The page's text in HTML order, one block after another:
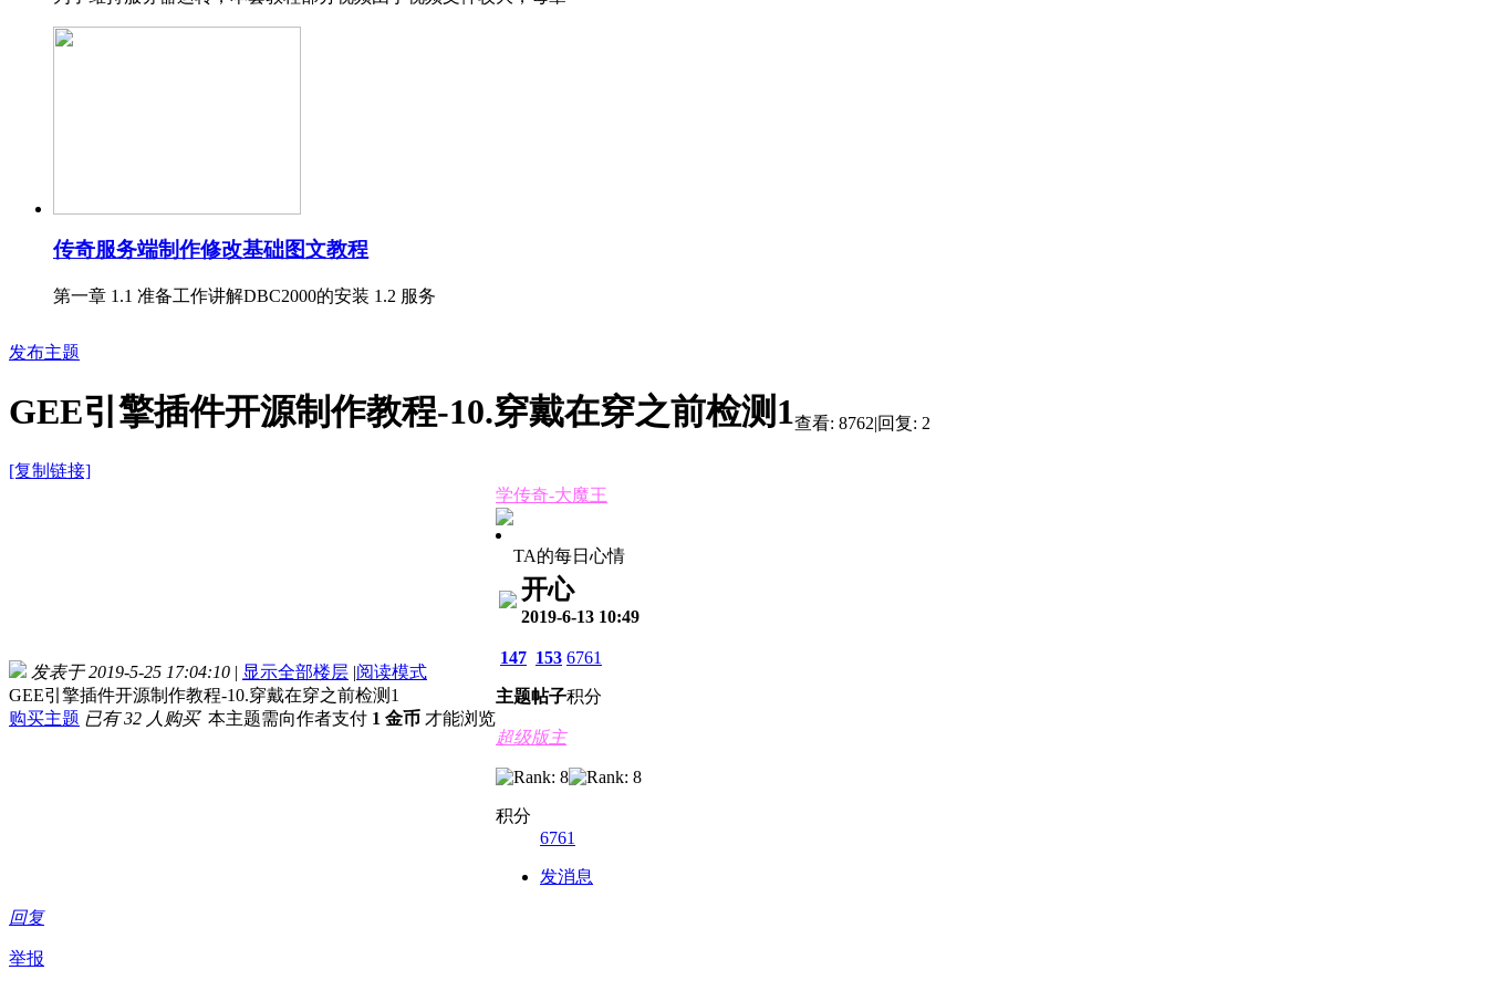
传奇服务端制作修改基础图文教程
第一章 1.1 准备工作讲解DBC2000的安装 1.2 服务
发布主题
GEE引擎插件开源制作教程-10.穿戴在穿之前检测1
[复制链接]
查看: 8762|回复: 2
发表于 2019-5-25 17:04:10 | 显示全部楼层 |阅读模式
GEE引擎插件开源制作教程-10.穿戴在穿之前检测1
购买主题 已有 32 人购买 本主题需向作者支付 1 金币 才能浏览
学传奇-大魔王
TA的每日心情
开心
2019-6-13 10:49
147
主题
153
帖子
6761
积分
超级版主
积分
6761
发消息
回复
举报